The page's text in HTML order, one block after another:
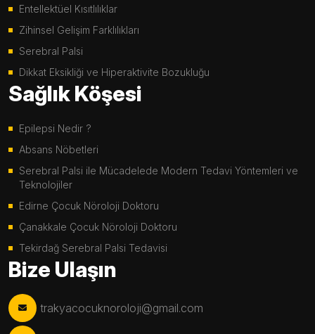
Entellektüel Kısıtlılıklar
Zihinsel Gelişim Farklılıkları
Serebral Palsi
Dikkat Eksikliği ve Hiperaktivite Bozukluğu
Sağlık Köşesi
Epilepsi Nedir ?
Absans Nöbetleri
Serebral Palsi ile Mücadelede Modern Tedavi Yöntemleri ve
Teknolojiler
Edirne Çocuk Nöroloji Doktoru
Çanakkale Çocuk Nöroloji Doktoru
Tekirdağ Serebral Palsi Tedavisi
Bize Ulaşın
trakyacocuknoroloji@gmail.com